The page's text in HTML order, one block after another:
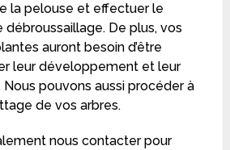
la pelouse et effectuer le
De plus, vos
auront besoin d’être
leur développement et leur
pouvons aussi procéder à
de vos arbres.
nous contacter pour